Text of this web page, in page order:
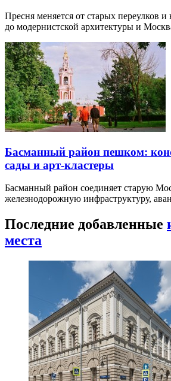
Пресня меняется от старых переулков
до модернистской архитектуры и
Басманный район пешком:
сады и арт-кластеры
Басманный район соединяет старую
железнодорожную инфраструктуру,
Последние добавленные
места